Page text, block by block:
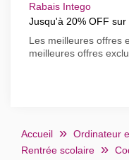
Rabais Intego
Jusqu'à 20% OFF sur
Les meilleures offres
meilleures offres
Accueil Ordinateur
Rentrée scolaire